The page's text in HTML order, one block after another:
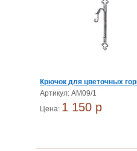
Крючок для цветочных
Артикул: AM09/1
Цена: 1 150 p